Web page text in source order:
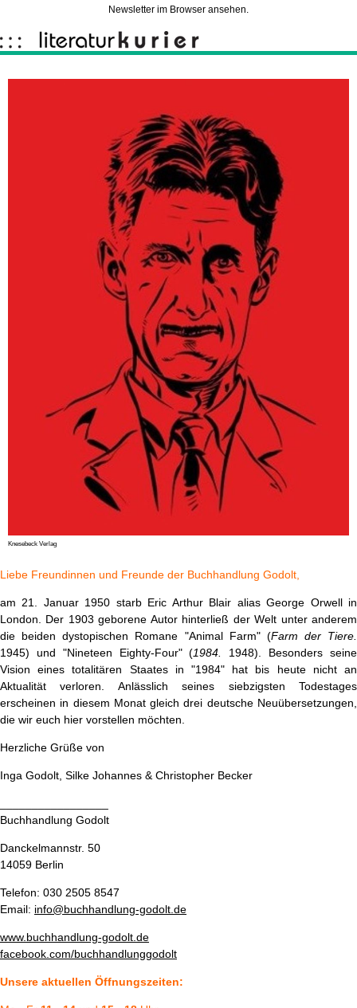
Newsletter im Browser ansehen.
Knesebeck Verlag
Liebe Freundinnen und Freunde der Buchhandlung Godolt,
am 21. Januar 1950 starb Eric Arthur Blair alias George Orwell in
London. Der 1903 geborene Autor hinterließ der Welt unter anderem
die beiden dystopischen Romane "Animal Farm" (Farm der Tiere.
1945) und "Nineteen Eighty-Four" (1984. 1948). Besonders seine
Vision eines totalitären Staates in "1984" hat bis heute nicht an
Aktualität verloren. Anlässlich seines siebzigsten Todestages
erscheinen in diesem Monat gleich drei deutsche Neuübersetzungen,
die wir euch hier vorstellen möchten.
Herzliche Grüße von
Inga Godolt, Silke Johannes & Christopher Becker
Buchhandlung Godolt
Danckelmannstr. 50
14059 Berlin
Telefon: 030 2505 8547
Email: info@buchhandlung-godolt.de
www.buchhandlung-godolt.de
facebook.com/buchhandlunggodolt
Unsere aktuellen Öffnungszeiten: